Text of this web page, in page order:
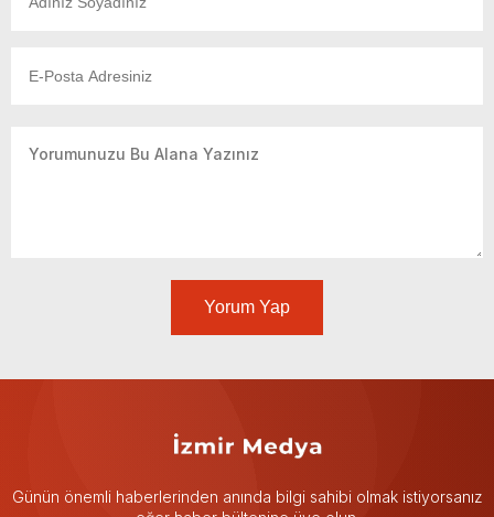
Yorum Yap
Günün önemli haberlerinden anında bilgi sahibi olmak istiyorsanız